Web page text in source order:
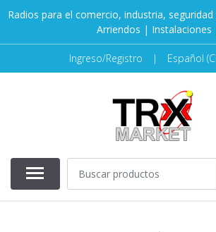
Radios para el comercio, industria,
Arriendos | Instalaciones
Ingreso/Registro | Español